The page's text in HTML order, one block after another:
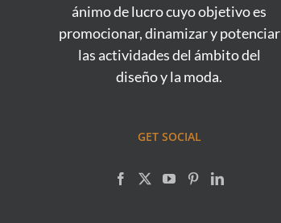
ánimo de lucro cuyo objetivo es
promocionar, dinamizar y potenciar
las actividades del ámbito del
diseño y la moda.
GET SOCIAL